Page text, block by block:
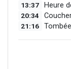
13:37 Heure
20:34
21:16